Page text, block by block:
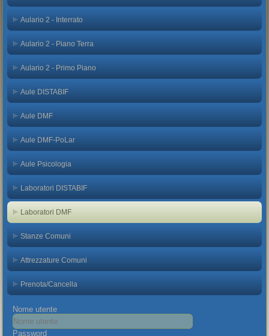
Aulario 2 - Interrato
Aulario 2 - Piano Terra
Aulario 2 - Primo Piano
Aule DISTABIF
Aule DMF
Aule DMF-PoLar
Aule Psicologia
Laboratori DISTABIF
Laboratori DMF
Stanze Comuni
Attrezzature Comuni
Prenota/Cancella
Nome utente
Password